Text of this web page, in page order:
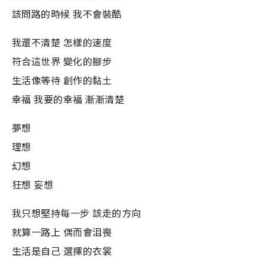
該問路的時候 我不會裝酷
我還不清楚 怎樣的速度
符合這世界 變化的腳步
生活像等待 創作的黏土
幸福 我要的幸福 漸漸清楚
夢想
理想
幻想
狂想 妄想
我只想堅持每一步 該走的方向
就算一路上 偶而會沮喪
生活是自己 選擇的衣裳